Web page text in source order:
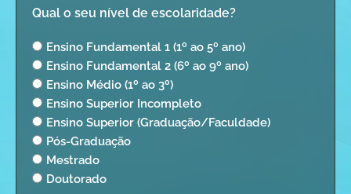
Qual o seu nível de escolaridade?
Ensino Fundamental 1 (1º ao 5º ano)
Ensino Fundamental 2 (6º ao 9º ano)
Ensino Médio (1º ao 3º)
Ensino Superior Incompleto
Ensino Superior (Graduação/Faculdade)
Pós-Graduação
Mestrado
Doutorado